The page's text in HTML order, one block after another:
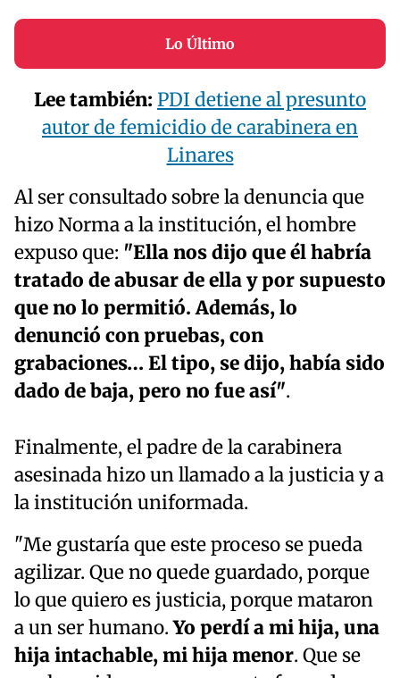
Lo Último
Lee también: PDI detiene al presunto
autor de femicidio de carabinera en
Linares
Al ser consultado sobre la denuncia que
hizo Norma a la institución, el hombre
expuso que: "Ella nos dijo que él habría
tratado de abusar de ella y por supuesto
que no lo permitió. Además, lo
denunció con pruebas, con
grabaciones… El tipo, se dijo, había sido
dado de baja, pero no fue así".
Finalmente, el padre de la carabinera
asesinada hizo un llamado a la justicia y a
la institución uniformada.
"Me gustaría que este proceso se pueda
agilizar. Que no quede guardado, porque
lo que quiero es justicia, porque mataron
a un ser humano.Yo perdí a mi hija, una
hija intachable, mi hija menor. Que se